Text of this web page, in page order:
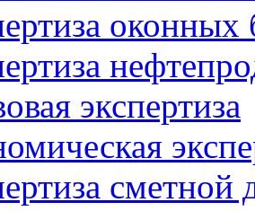
оконных
экспертиза
сметной